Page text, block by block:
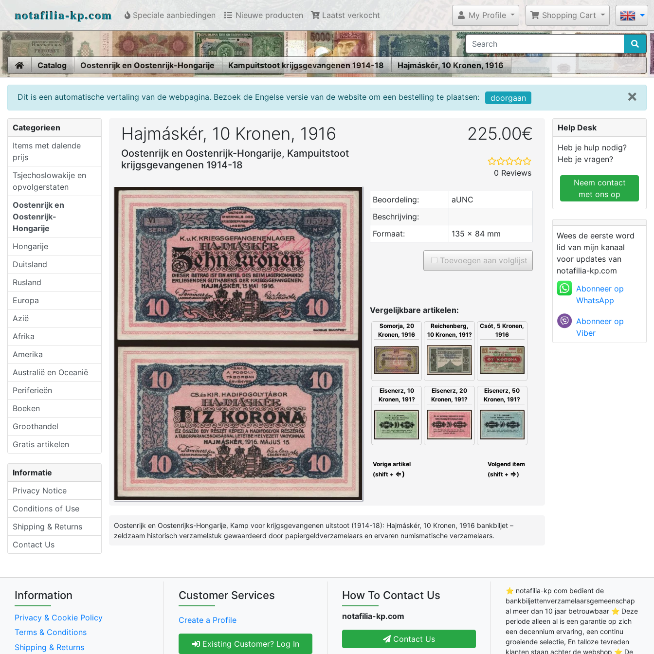
notafilia-kp.com Speciale aanbiedingen Nieuwe producten Laatst verkocht My Profile Shopping Cart
HomeCatalog Oostenrijk en Oostenrijk-Hongarije Kampuitstoot krijgsgevangenen 1914-18 Hajmáskér, 10 Kronen, 1916
Dit is een automatische vertaling van de webpagina. Bezoek de Engelse versie van de website om een bestelling te plaatsen: doorgaan
Categorieen
Items met dalende
prijs
Tsjechoslowakije en
opvolgerstaten
Oostenrijk en
Oostenrijk-
Hongarije
Hongarije
Duitsland
Rusland
Europa
Azië
Afrika
Amerika
Australië en Oceanië
Periferieën
Boeken
Groothandel
Gratis artikelen
Informatie
Privacy Notice
Conditions of Use
Shipping & Returns
Contact Us
Hajmáskér, 10 Kronen, 1916
Oostenrijk en Oostenrijk-Hongarije, Kampuitstoot
krijgsgevangenen 1914-18
225.00€
0 Reviews
Beoordeling:
aUNC
Beschrijving:
Formaat:
135 x 84 mm
Toevoegen aan volglijst
Vergelijkbare artikelen:
Somorja, 20
Kronen, 1916
Reichenberg,
10 Kronen, 191?
Csót, 5 Kronen,
1916
Eisenerz, 10
Kronen, 191?
Eisenerz, 20
Kronen, 191?
Eisenerz, 50
Kronen, 191?
Vorige artikel
(shift + ⇐)
Volgend item
(shift + ⇒)
Oostenrijk en Oostenrijks-Hongarije, Kamp voor krijgsgevangenen uitstoot (1914-18): Hajmáskér, 10 Kronen, 1916 bankbiljet –
zeldzaam historisch verzamelstuk gewaardeerd door papiergeldverzamelaars en ervaren numismatische verzamelaars.
Help Desk
Heb je hulp nodig?
Heb je vragen?
Neem contact
met ons op
Wees de eerste word
lid van mijn kanaal
voor updates van
notafilia-kp.com
Abonneer op
WhatsApp
Abonneer op
Viber
Information
Privacy & Cookie Policy
Terms & Conditions
Shipping & Returns
Customer Services
Create a Profile
Existing Customer? Log In
How To Contact Us
notafilia-kp.com
Contact Us
⭐ notafilia-kp com bedient de
bankbiljettenverzamelaarsgemeenschap
al meer dan 10 jaar betrouwbaar ⭐ Deze
periode alleen al is een garantie op zich
een decennium ervaring, een continu
groeiende selectie, En talloze tevreden
klanten staan achter de webshop ⭐ De